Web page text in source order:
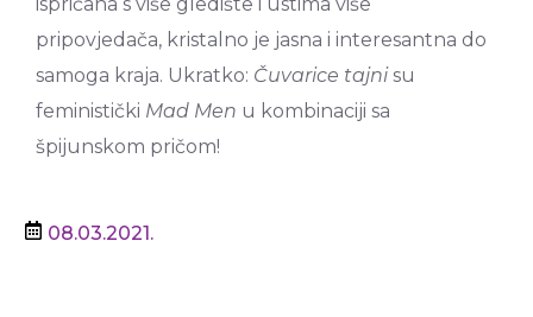
pripovjedača, kristalno je jasna i interesantna do
samoga kraja. Ukratko: Čuvarice tajnisu
feministički Mad Men u kombinaciji sa
špijunskom pričom!
08.03.2021.